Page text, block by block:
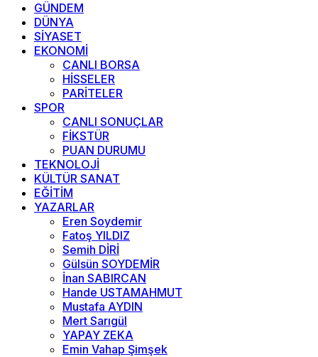
GÜNDEM
DÜNYA
SİYASET
EKONOMİ
CANLI BORSA
HİSSELER
PARİTELER
SPOR
CANLI SONUÇLAR
FİKSTÜR
PUAN DURUMU
TEKNOLOJİ
KÜLTÜR SANAT
EĞİTİM
YAZARLAR
Eren Soydemir
Fatoş YILDIZ
Semih DİRİ
Gülsün SOYDEMİR
İnan SABIRCAN
Hande USTAMAHMUT
Mustafa AYDIN
Mert Sarıgül
YAPAY ZEKA
Emin Vahap Şimşek